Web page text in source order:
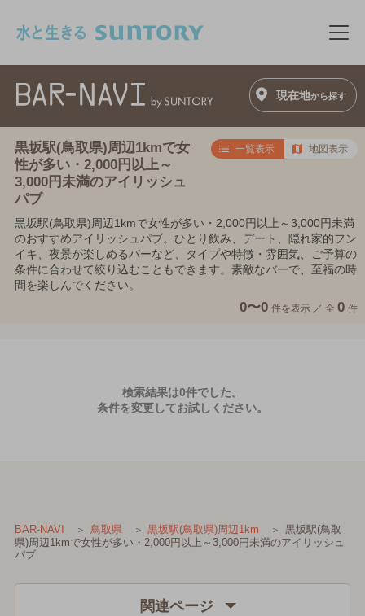
メ
現在地から探す
黒坂駅(鳥取県)周辺1kmで女
性が多い・2,000円以上～
3,000円未満のアイリッシュ
パブ
一覧表示 地図表示
黒坂駅(鳥取県)周辺1kmで女性が多い・2,000円以上～3,000円未満
のおすすめアイリッシュパブ。ひとり飲み、デート、隠れ家的フン
イキ、夜景が楽しめるバーなど、タイプや特徴・雰囲気、ご予算の
条件に合わせて絞り込むこともできます。素敵なバーで、至福の時
間を楽しんでください。
0〜0 件を表示 ／ 全 0 件
検索結果は0件でした。
条件を変更してお試しください。
BAR-NAVI 鳥取県 黒坂駅(鳥取県)周辺1km
黒坂駅(鳥取
県)周辺1kmで女性が多い・2,000円以上～3,000円未満のアイリッシュ
パブ
関連ページ